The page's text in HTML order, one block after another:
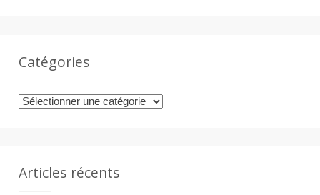
Catégories
Catégories
Articles récents